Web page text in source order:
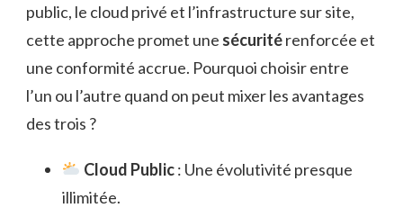
public, le cloud privé et l’infrastructure sur site,
cette approche promet une sécuritérenforcée et
une conformité accrue. Pourquoi choisir entre
l’un ou l’autre quand on peut mixer les avantages
des trois ?
Cloud Public: Une évolutivité presque
illimitée.